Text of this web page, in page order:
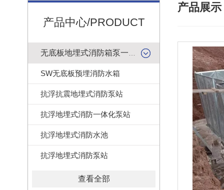
产品中心/PRODUCT
SW无底板预埋消防水箱
抗浮抗震地埋式消防泵站
抗浮地埋式消防一体化泵站
抗浮地埋式消防水池
抗浮地埋式消防泵站
查看全部
产品展示